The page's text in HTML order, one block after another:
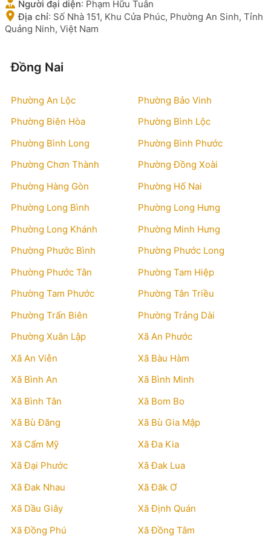
Người đại diện: Phạm Hữu Tuân
Địa chỉ: Số Nhà 151, Khu Cửa Phúc, Phường An Sinh, Tỉnh
Quảng Ninh, Việt Nam
Đồng Nai
Phường An Lộc
Phường Bảo Vinh
Phường Biên Hòa
Phường Bình Lộc
Phường Bình Long
Phường Bình Phước
Phường Chơn Thành
Phường Đồng Xoài
Phường Hàng Gòn
Phường Hố Nai
Phường Long Bình
Phường Long Hưng
Phường Long Khánh
Phường Minh Hưng
Phường Phước Bình
Phường Phước Long
Phường Phước Tân
Phường Tam Hiệp
Phường Tam Phước
Phường Tân Triều
Phường Trấn Biên
Phường Trảng Dài
Phường Xuân Lập
Xã An Phước
Xã An Viễn
Xã Bàu Hàm
Xã Bình An
Xã Bình Minh
Xã Bình Tân
Xã Bom Bo
Xã Bù Đăng
Xã Bù Gia Mập
Xã Cẩm Mỹ
Xã Đa Kia
Xã Đại Phước
Xã Đak Lua
Xã Đak Nhau
Xã Đăk Ơ
Xã Dầu Giây
Xã Định Quán
Xã Đồng Phú
Xã Đồng Tâm